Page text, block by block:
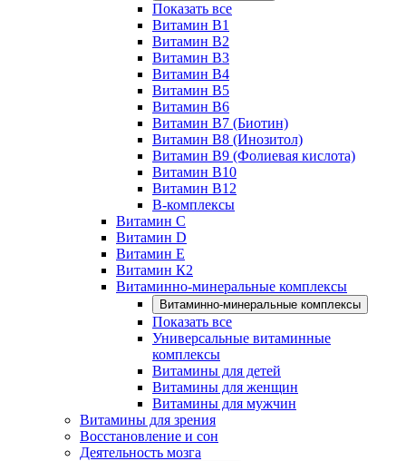
Показать все
Витамин B1
Витамин B2
Витамин B3
Витамин B4
Витамин B5
Витамин B6
Витамин B7 (Биотин)
Витамин B8 (Инозитол)
Витамин B9 (Фолиевая кислота)
Витамин B10
Витамин B12
B-комплексы
Витамин C
Витамин D
Витамин E
Витамин К2
Витаминно-минеральные комплексы
Витаминно-минеральные комплексы
Показать все
Универсальные витаминные
комплексы
Витамины для детей
Витамины для женщин
Витамины для мужчин
Витамины для зрения
Восстановление и сон
Деятельность мозга